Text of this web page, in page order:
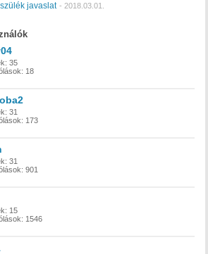
javaslat - 2018.03.01.
35
18
31
173
31
901
15
1546